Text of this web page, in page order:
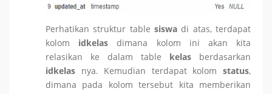
Perhatikan struktur table siswa di atas, terdapat
kolom idkelas dimana kolom ini akan kita
relasikan ke dalam table kelas berdasarkan
idkelas nya. Kemudian terdapat kolom status,
dimana pada kolom tersebut kita memberikan